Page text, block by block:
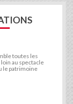
toutes les
au spectacle
le patrimoine